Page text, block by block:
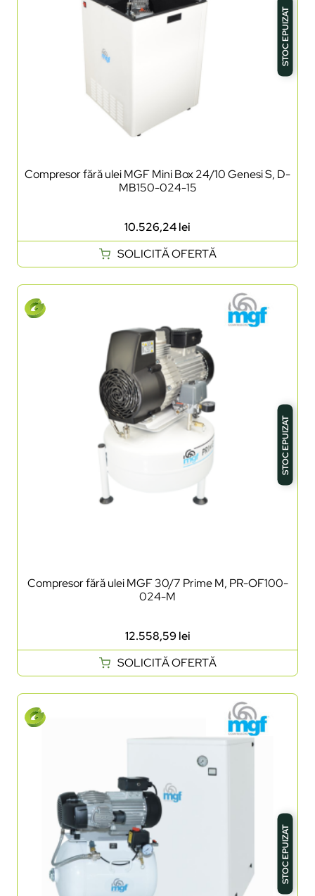
STOC EPUIZAT
Compresor fără ulei MGF Mini Box 24/10 Genesi S, D-
MB150-024-15
10.526,24lei
SOLICITĂ OFERTĂ
STOC EPUIZAT
Compresor fără ulei MGF 30/7 Prime M, PR-OF100-
024-M
12.558,59lei
SOLICITĂ OFERTĂ
STOC EPUIZAT